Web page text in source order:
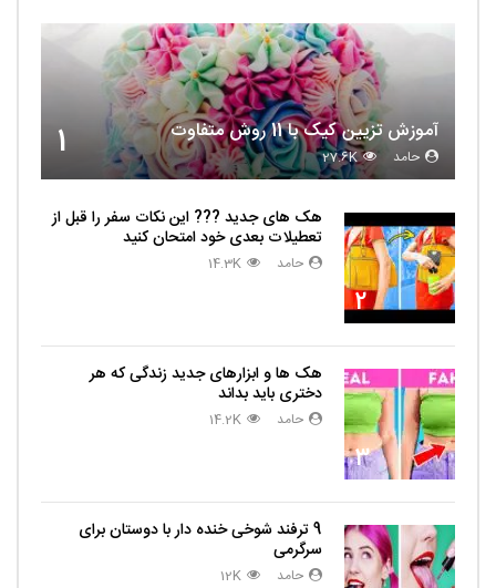
1 آموزش تزیین کیک با 11 روش متفاوت
حامد 27.6K
2
هک های جدید ??️? این نکات سفر را قبل از
تعطیلات بعدی خود امتحان کنید
حامد 14.3K
3
هک ها و ابزارهای جدید زندگی که هر
دختری باید بداند
حامد 14.2K
9 ترفند شوخی خنده دار با دوستان برای
سرگرمی
حامد 12K